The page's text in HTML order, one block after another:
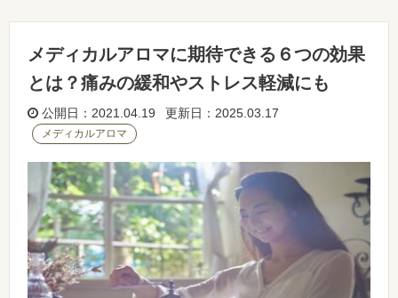
メディカルアロマに期待できる６つの効果
とは？痛みの緩和やストレス軽減にも
公開日：2021.04.19 更新日：2025.03.17
メディカルアロマ